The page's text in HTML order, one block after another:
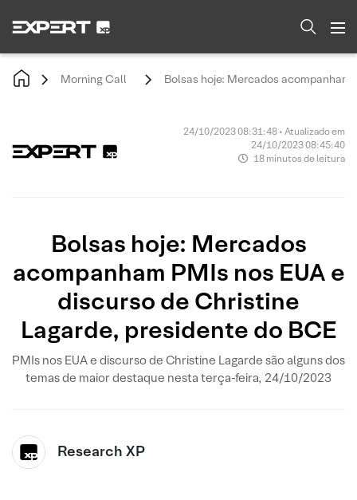
Morning Call Bolsas hoje: Mercados acompanham
24/10/2023 08:31:48 • Atualizado em
24/10/2023 08:45:40
18 minutos de leitura
Bolsas hoje: Mercados
acompanham PMIs nos EUA e
discurso de Christine
Lagarde, presidente do BCE
PMIs nos EUA e discurso de Christine Lagarde são alguns dos
temas de maior destaque nesta terça-feira, 24/10/2023
Research XP